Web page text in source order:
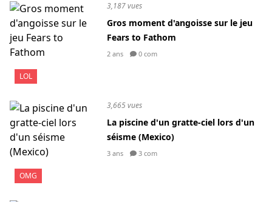
LOL
3,187 vues
Gros moment d'angoisse sur le jeu
Fears to Fathom
2 ans 0 com
OMG
3,665 vues
La piscine d'un gratte-ciel lors d'un
séisme (Mexico)
3 ans 3 com